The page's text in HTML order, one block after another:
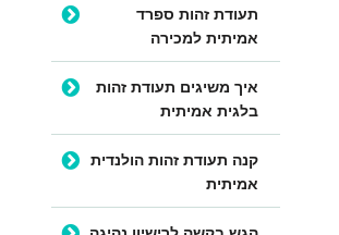
תעודת זהות ספרד
אמיתית למכירה
איך משיגים תעודת זהות
בלגית אמיתית
קנה תעודת זהות הולנדית
אמיתית